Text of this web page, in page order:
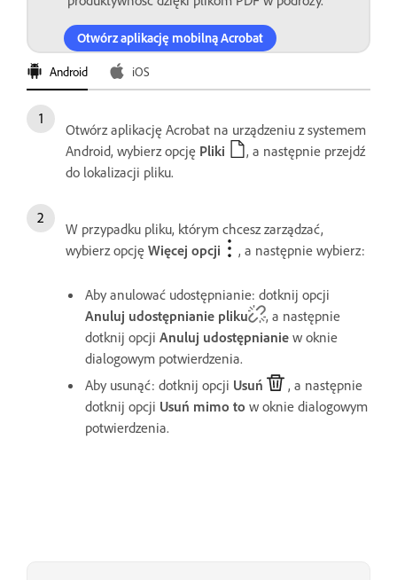
Otwórz aplikację mobilną Acrobat
Android iOS
Otwórz aplikację Acrobat na urządzeniu z systemem
Android, wybierz opcję Pliki
, a następnie przejdź
do lokalizacji pliku.
W przypadku pliku, którym chcesz zarządzać,
wybierz opcję Więcej opcji , a następnie wybierz:
Aby anulować udostępnianie: dotknij opcji
Anuluj udostępnianie pliku
, a następnie
dotknij opcji Anuluj udostępnianie w oknie
dialogowym potwierdzenia.
Aby usunąć: dotknij opcji Usuń
, a następnie
dotknij opcji Usuń mimo to w oknie dialogowym
potwierdzenia.